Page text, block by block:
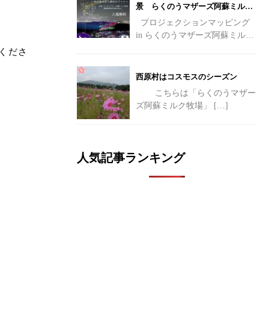
ださ
景 らくのうマザーズ阿蘇ミルク
牧場
プロジェクションマッピング
in らくのうマザーズ阿蘇ミルク
西原村はコスモスのシーズン
こちらは「らくのうマザー
ズ阿蘇ミルク牧場」 […]
人気記事ランキング